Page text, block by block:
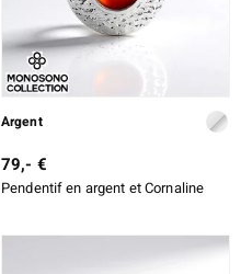
Argent
79,- €
Pendentif en argent et Cornaline